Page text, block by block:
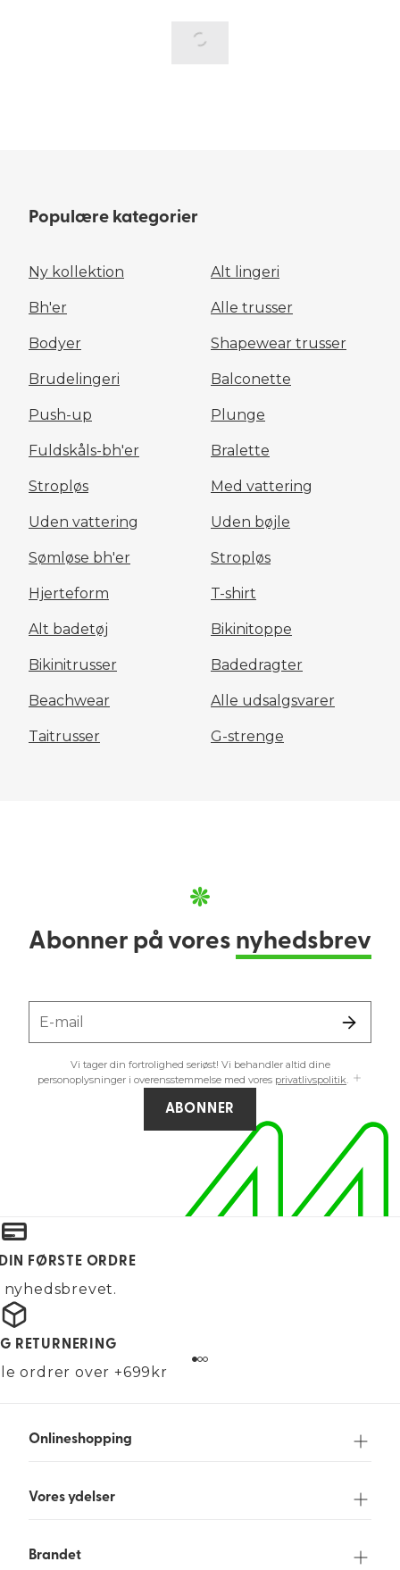
Populære kategorier
Ny kollektion Alt lingeri
Bh'er Alle trusser
Bodyer Shapewear trusser
Brudelingeri Balconette
Push-up Plunge
Fuldskåls-bh'er Bralette
Stropløs Med vattering
Uden vattering Uden bøjle
Sømløse bh'er Stropløs
Hjerteform T-shirt
Alt badetøj Bikinitoppe
Bikinitrusser Badedragter
Beachwear Alle udsalgsvarer
Taitrusser G-strenge
Abonner på vores nyhedsbrev
E-mail
Vi tager din fortrolighed seriøst! Vi behandler altid dine
personoplysninger i overensstemmelse med vores privatlivspolitik.
ABONNER
FØRSTE ORDRE
RETURNERING
ordrer over +699kr
Onlineshopping
Vores ydelser
Brandet